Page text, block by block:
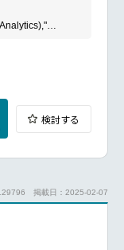
プレナー支援）
／買収、協業仮設
プレナー育成、カ
のビジネスモデル
学ぶことができ
界のリーディン
特にデジタル変
ち、世界各国の
ナーシップを提
departments,
not only to
on an ongoing
time before
such as a
leave,
検討する
掲載日：2025-02-07